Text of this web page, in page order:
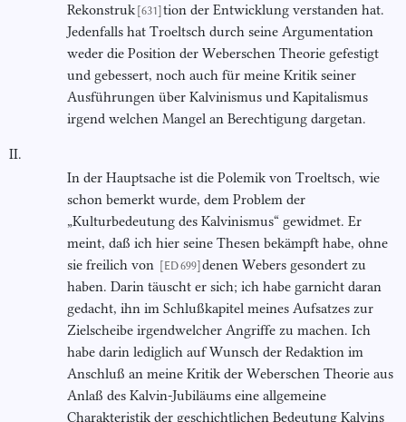
Rekonstruk [631] tion der Entwicklung verstanden hat.
Jedenfalls hat Troeltsch durch seine Argumentation
weder die Position der Weberschen Theorie gefestigt
und gebessert, noch auch für meine Kritik seiner
Ausführungen über Kalvinismus und Kapitalismus
irgend welchen Mangel an Berechtigung dargetan.
II.
In der Hauptsache ist die Polemik von Troeltsch, wie
schon bemerkt wurde, dem Problem der
„Kulturbedeutung des Kalvinismus“ gewidmet. Er
meint, daß ich hier seine Thesen bekämpft habe, ohne
sie freilich von [ED 699] denen Webers gesondert zu
haben. Darin täuscht er sich; ich habe garnicht daran
gedacht, ihn im Schlußkapitel meines Aufsatzes zur
Zielscheibe irgendwelcher Angriffe zu machen. Ich
habe darin lediglich auf Wunsch der Redaktion im
Anschluß an meine Kritik der Weberschen Theorie aus
Anlaß des Kalvin-Jubiläums eine allgemeine
Charakteristik der geschichtlichen Bedeutung Kalvins